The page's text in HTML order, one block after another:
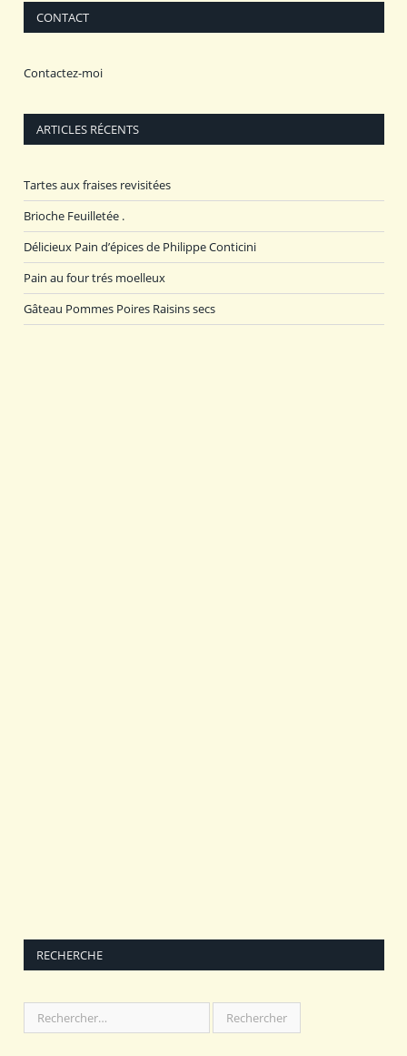
CONTACT
Contactez-moi
ARTICLES RÉCENTS
Tartes aux fraises revisitées
Brioche Feuilletée .
Délicieux Pain d’épices de Philippe Conticini
Pain au four trés moelleux
Gâteau Pommes Poires Raisins secs
RECHERCHE